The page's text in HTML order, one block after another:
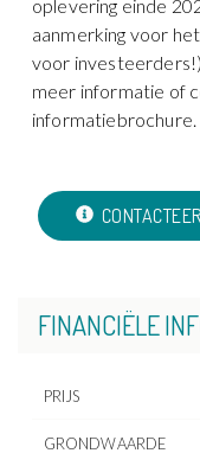
oplevering einde
aanmerking voor
voor
meer informatie of
informatiebrochure.
FINANCIËLE
PRIJS
GRONDWAARDE